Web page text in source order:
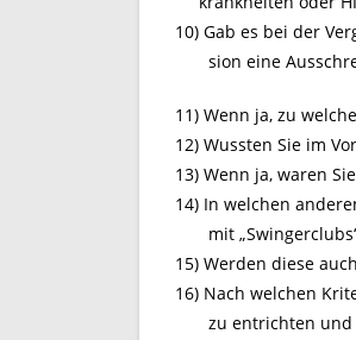
10) Gab es bei der
sion eine
11) Wenn ja, zu
12) Wussten Sie im
13) Wenn ja, waren
14) In welchen
mit
15) Werden diese
16) Nach welchen
zu entrichten und